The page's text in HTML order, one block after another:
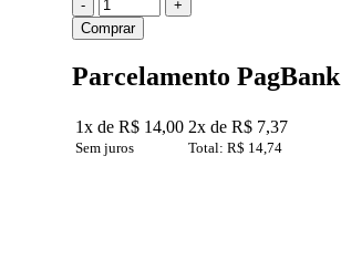
Comprar
Parcelamento PagBank
1x de R$ 14,00
Sem juros
2x de R$ 7,37
Total: R$ 14,74